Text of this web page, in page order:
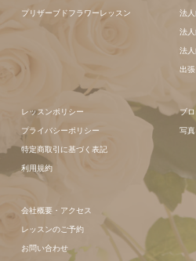
プリザーブドフラワーレッスン 法
法
法
出
レッスンポリシー
プライバシーポリシー
特定商取引に基づく表記
利用規約
ブ
写
会社概要・アクセス
レッスンのご予約
お問い合わせ